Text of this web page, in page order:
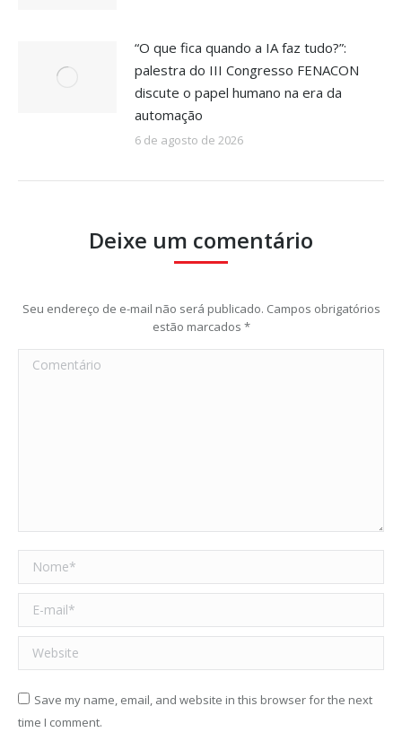
“O que fica quando a IA faz tudo?”:
palestra do III Congresso FENACON
discute o papel humano na era da
automação
6 de agosto de 2026
Deixe um comentário
Seu endereço de e-mail não será publicado. Campos obrigatórios
estão marcados *
Comentário
Nome *
E-mail *
Website
Save my name, email, and website in this browser for the next
time I comment.